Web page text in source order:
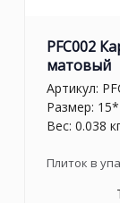
PFC002
матовый
Артикул:
Размер:
Вес: 0.038
Плиток в